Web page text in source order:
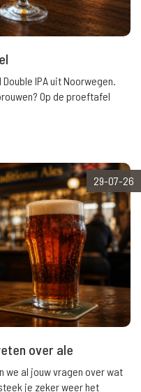
IPA uit Noorwegen.
Op de proeftafel
29-07-26
over ale
we al jouw vragen over wat
je zeker weer het